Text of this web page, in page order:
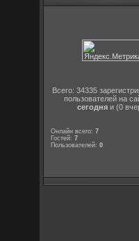
Всего: 34335
пользователей на
сегодняи (0
Онлайн всего:7
Гостей:7
Пользователей:0